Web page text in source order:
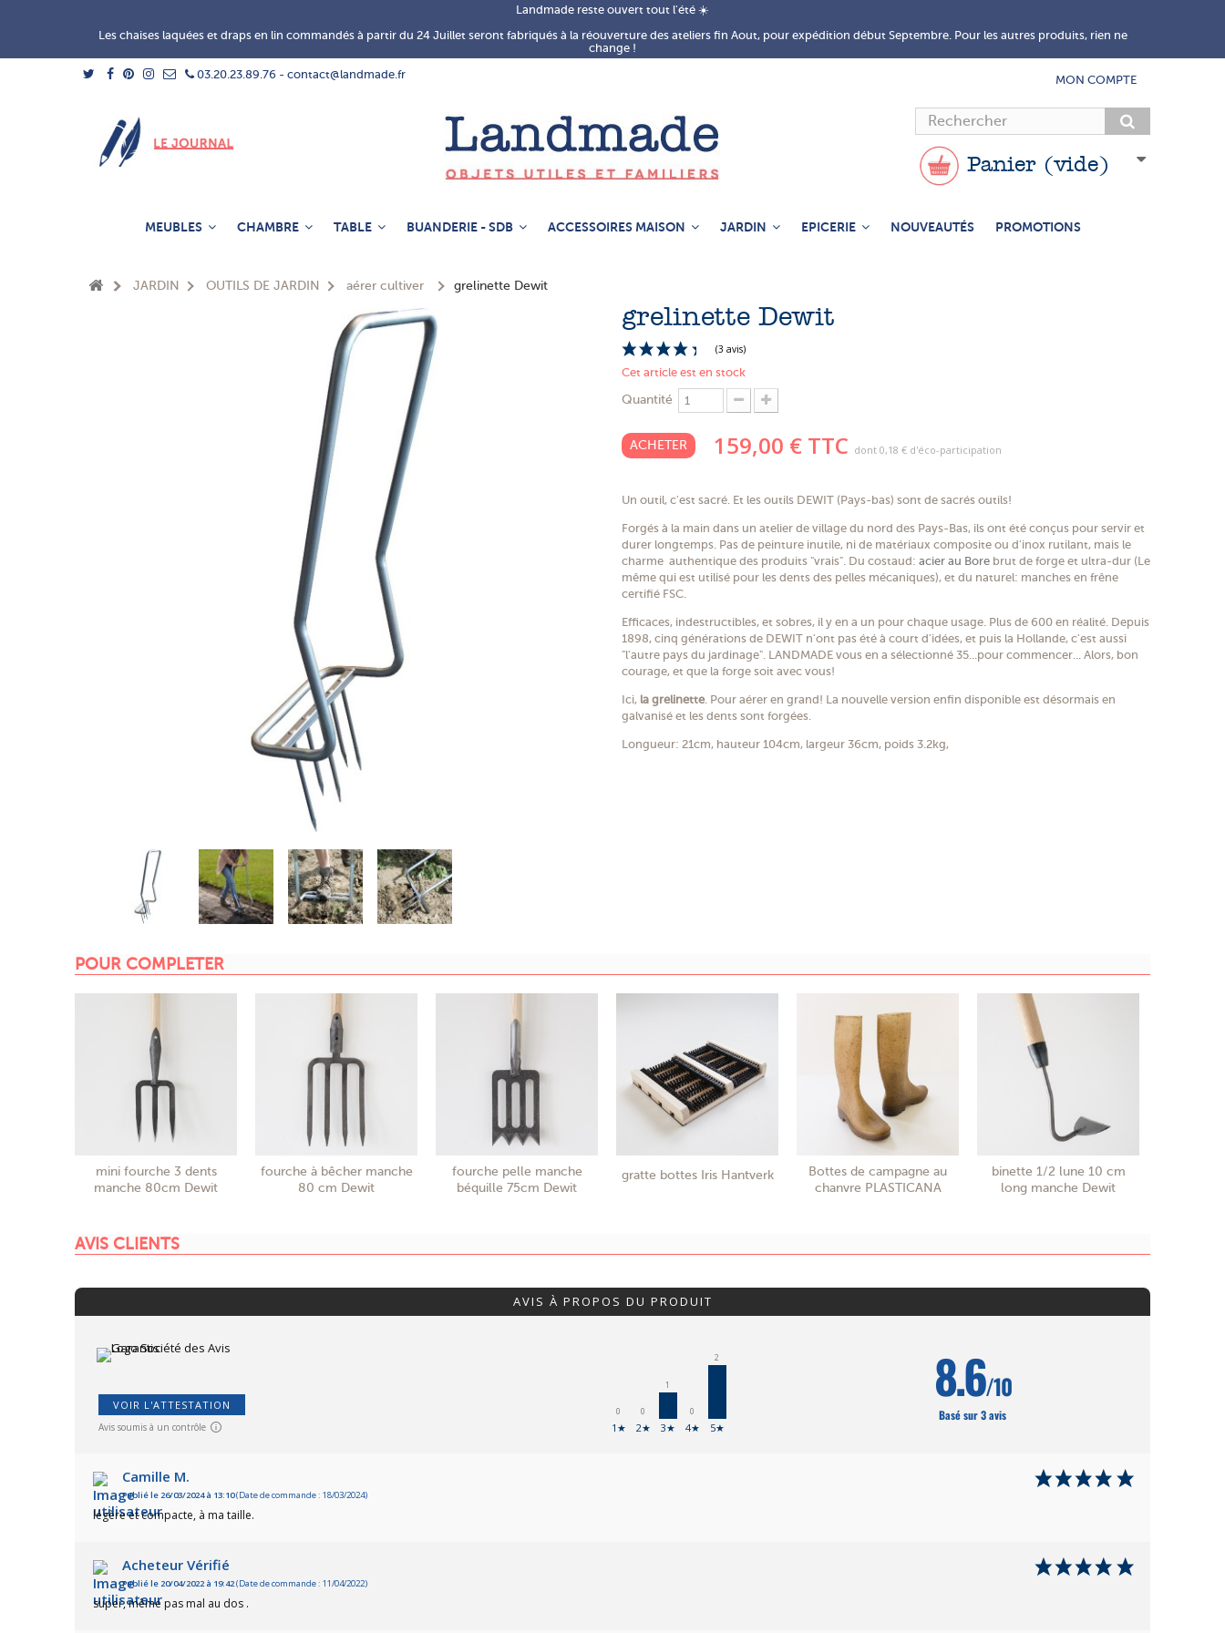
Landmade reste ouvert tout l'été ☀️
Les chaises laquées et draps en lin commandés à partir du 24 Juillet seront fabriqués à la réouverture des ateliers fin Aout, pour expédition début Septembre. Pour les autres produits, rien ne
change !
03.20.23.89.76 - contact@landmade.fr
MON COMPTE
Panier (vide)
MEUBLES CHAMBRE TABLE BUANDERIE - SDB ACCESSOIRES MAISON JARDIN EPICERIE NOUVEAUTÉS PROMOTIONS
JARDIN OUTILS DE JARDIN aérer cultiver grelinette Dewit
grelinette Dewit
Cet article est en stock
Quantité
ACHETER 159,00 € TTC dont 0,18 € d'éco-participation
Un outil, c'est sacré. Et les outils DEWIT (Pays-bas) sont de sacrés outils!
Forgés à la main dans un atelier de village du nord des Pays-Bas, ils ont été conçus pour servir et
durer longtemps. Pas de peinture inutile, ni de matériaux composite ou d'inox rutilant, mais le
charme authentique des produits "vrais". Du costaud: acier au Bore brut de forge et ultra-dur (Le
même qui est utilisé pour les dents des pelles mécaniques), et du naturel: manches en frêne
certifié FSC.
Efficaces, indestructibles, et sobres, il y en a un pour chaque usage. Plus de 600 en réalité. Depuis
1898, cinq générations de DEWIT n'ont pas été à court d'idées, et puis la Hollande, c'est aussi
"l'autre pays du jardinage". LANDMADE vous en a sélectionné 35...pour commencer... Alors, bon
courage, et que la forge soit avec vous!
Ici, la grelinette . Pour aérer en grand! La nouvelle version enfin disponible est désormais en
galvanisé et les dents sont forgées.
Longueur: 21cm, hauteur 104cm, largeur 36cm, poids 3.2kg,
POUR COMPLETER
mini fourche 3 dents
manche 80cm Dewit
fourche à bêcher manche
80 cm Dewit
fourche pelle manche
béquille 75cm Dewit
gratte bottes Iris Hantverk
Bottes de campagne au
chanvre PLASTICANA
binette 1/2 lune 10 cm
long manche Dewit
AVIS CLIENTS
AVIS À PROPOS DU PRODUIT
VOIR L'ATTESTATION
Avis soumis à un contrôle
0
1★
0
2★
1
3★
0
4★
2
5★
8.6/10
Basé sur 3 avis
Camille M.
Publié le 26/03/2024 à 13:10(Date de commande : 18/03/2024)
légère et compacte, à ma taille.
Acheteur Vérifié
Publié le 20/04/2022 à 19:42(Date de commande : 11/04/2022)
super, même pas mal au dos .